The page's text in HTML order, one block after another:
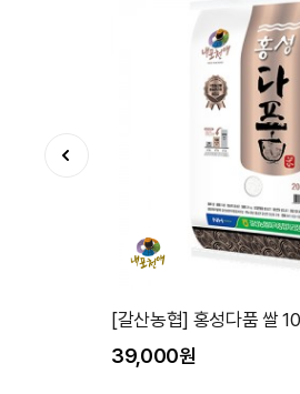
[농업회사법인 조선행도
리미엄 375ml 13.5% 오가